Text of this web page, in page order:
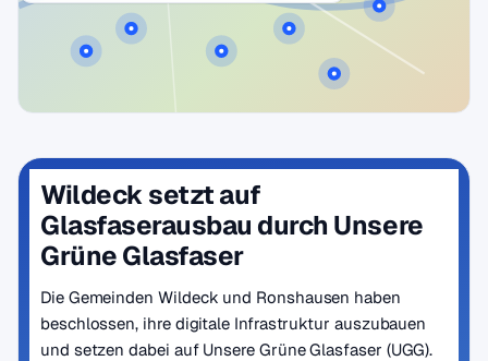
Wildeck setzt auf
Glasfaserausbau durch Unsere
Grüne Glasfaser
Die Gemeinden Wildeck und Ronshausen haben
beschlossen, ihre digitale Infrastruktur auszubauen
und setzen dabei auf Unsere Grüne Glasfaser (UGG).